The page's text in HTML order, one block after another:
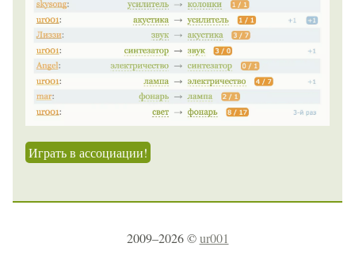
Играть в ассоциации!
2009–2026 ©ur001